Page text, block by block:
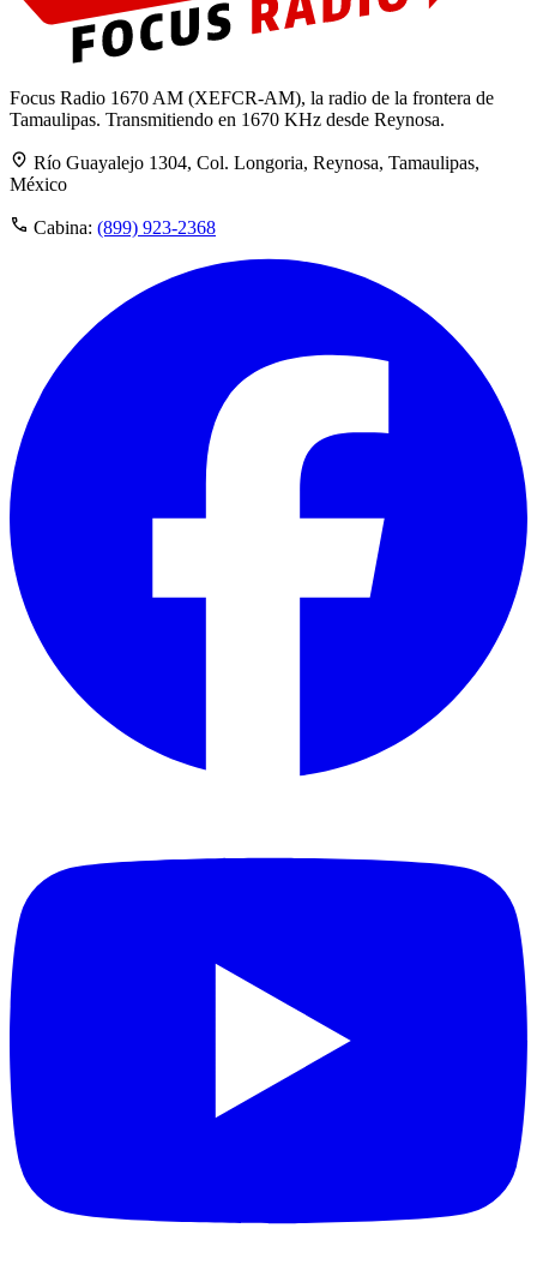
Focus Radio 1670 AM (XEFCR-AM), la radio de la frontera de
Tamaulipas. Transmitiendo en 1670 KHz desde Reynosa.
Río Guayalejo 1304, Col. Longoria, Reynosa, Tamaulipas,
México
Cabina: (899) 923-2368